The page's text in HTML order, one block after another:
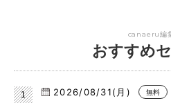
canaeru編
おすすめ
2026/08/31(月) 無料